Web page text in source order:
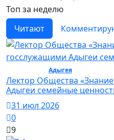
Топ за неделю
Читают
Адыгея/ Общество
Лектор Общества
Адыгеи семейные
31 июл 2026
0
9